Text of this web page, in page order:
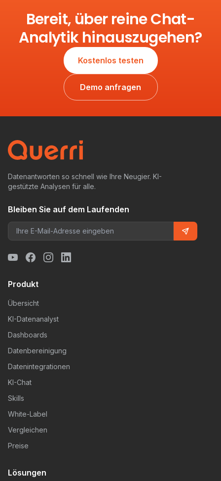
Bereit, über reine Chat-
Analytik hinauszugehen?
Kostenlos testen
Demo anfragen
Datenantworten so schnell wie Ihre Neugier. KI-
gestützte Analysen für alle.
Bleiben Sie auf dem Laufenden
Produkt
Übersicht
KI-Datenanalyst
Dashboards
Datenbereinigung
Datenintegrationen
KI-Chat
Skills
White-Label
Vergleichen
Preise
Lösungen